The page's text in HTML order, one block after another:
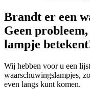
Brandt er een
Geen
lampje
Wij hebben voor u een
waarschuwingslampjes,
even langs kunt komen.